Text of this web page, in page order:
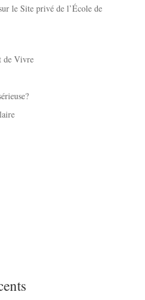
le Site privé de l’École de
de Vivre